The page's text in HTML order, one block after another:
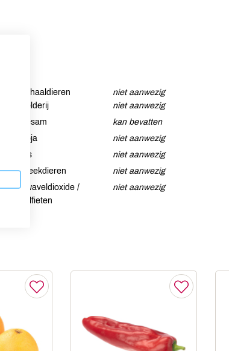
Schaaldieren
niet aanwezig
Selderij
niet aanwezig
Sesam
kan bevatten
Soja
niet aanwezig
Vis
niet aanwezig
Weekdieren
niet aanwezig
Zwaveldioxide /
sulfieten
niet aanwezig